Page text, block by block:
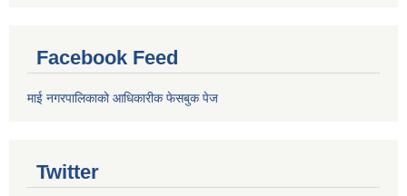
Facebook Feed
माई नगरपालिकाको आधिकारीक फेसबुक पेज
Twitter